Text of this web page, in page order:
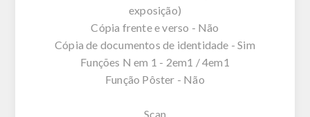
exposição)
Cópia frente e verso - Não
Cópia de documentos de identidade - Sim
Funções N em 1 - 2em1 / 4em1
Função Pôster - Não
Scan